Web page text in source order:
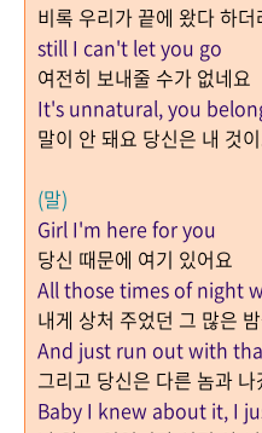
비록 우리가 끝에 왔다 하더
still I can't let you go
여전히 보내줄 수가 없네요
It's unnatural, you
말이 안 돼요 당신은 내 것
(말)
Girl I'm here for you
당신 때문에 여기 있어요
All those times of night
내게 상처 주었던 그 많은
And just run out with
그리고 당신은 다른 놈과 나
Baby I knew about it, I